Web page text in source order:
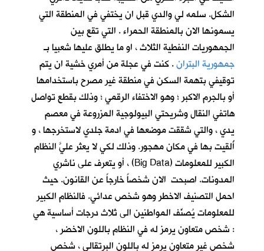
الشكل. سلمه لي والدي قبل ان يختفي في المنطقة التي
يسمونها الان بالمنطقة الحمراء . التي تقع بين
الجمهوريات النفطية الثلاث ، او ما يطلق عليها شعبيابـ
جمهورية البتران. كنت في عجلة من أمري خشية ان يتم
توقيفي بتهمة السكن في منطقة غير مصرح باستخدامها
أو بالجرم الاكبر ؛ وهو الاختفاء الرقمي ؛ وذلك بقطع تواصل
هاتفي النقال وشريحتي البيولوجية المزروعة في معصم
يدي ، والتي شققت موضعها في ادمة جلدي لاستخرجها ، و
أُلقيت بها في مكان مهجور. وذلك لكي لا يعثر عليَّ النظام
الكبير للمعلومات (Big Data) ، أو يتعرف على ناشري
المدونات. اصبحت الان شخصاً خارجاً عن القانون. حيث
احمل التصنيف الاخطر وهو شخص عدائي. فالنظام الكبير
للمعلومات يُصنِّف المواطنين الى ثلاث درجات أساسية هي
: شخص متعاون يرمز له في النظام باللون الاخضر ،
شخص غير متعاون يرمز له باللون البرتقالي ، شخص